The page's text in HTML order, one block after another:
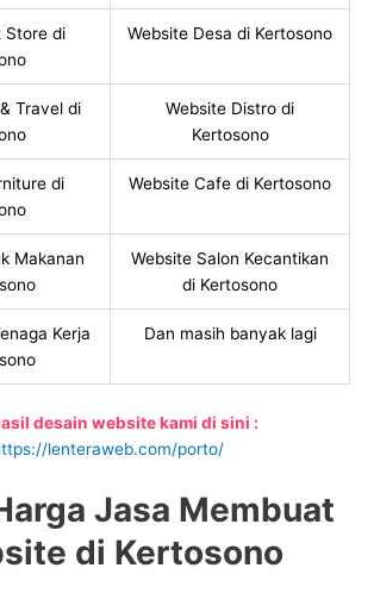
Store di
Website Desa di Kertosono
Travel di
Website Distro di
Kertosono
di
Website Cafe di Kertosono
Makanan
Website Salon Kecantikan
di Kertosono
Kerja
Dan masih banyak lagi
desain website kami di sini :
lenteraweb.com/porto/
Jasa Membuat
di Kertosono